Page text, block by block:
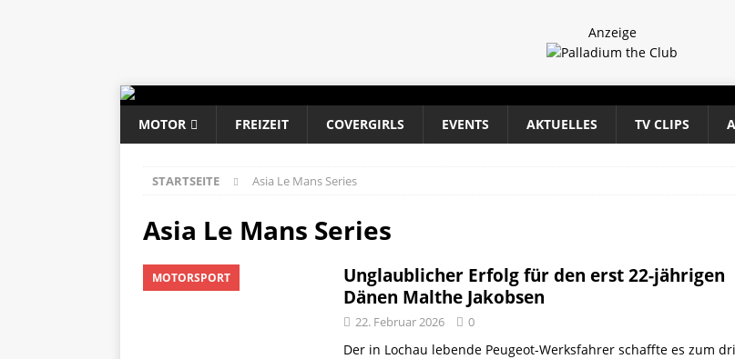
Anzeige
MOTOR FREIZEIT COVERGIRLS EVENTS AKTUELLES TV CLIPS
STARTSEITE Asia Le Mans Series
Asia Le Mans Series
MOTORSPORT
Unglaublicher Erfolg für den erst 22-jährigen
Dänen Malthe Jakobsen
22. Februar 2026 0
Der in Lochau lebende Peugeot-Werksfahrer schaffte es zum